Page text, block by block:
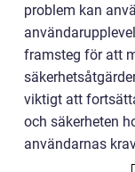
problem kan
framsteg för att
viktigt att
och säkerheten
användarnas